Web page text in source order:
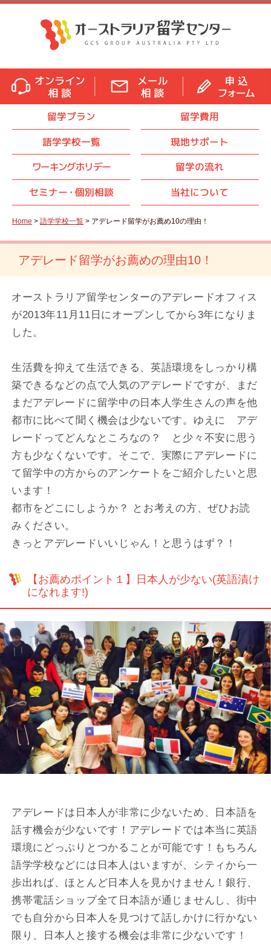
留学プラン
留学費用
語学学校一覧
現地サポート
ワーキングホリデー
留学の流れ
セミナー・ 個別相談 当社について
Home > 語学学校一覧 > アデレード留学がお薦め10の理由！
アデレード留学がお薦めの理由10！
オーストラリア留学センターのアデレードオフィス
が2013年11月11日にオープンしてから3年になりま
した。
生活費を抑えて生活できる、英語環境をしっかり構
築できるなどの点で人気のアデレードですが、まだ
まだアデレードに留学中の日本人学生さんの声を他
都市に比べて聞く機会は少ないです。ゆえに アデ
レードってどんなところなの？ と少々不安に思う
方も少なくないです。そこで、実際にアデレードに
て留学中の方からのアンケートをご紹介したいと思
います！
都市をどこにしようか？ とお考えの方、ぜひお読
みください。
きっとアデレードいいじゃん！と思うはず？！
【お薦めポイント１】日本人が少ない(英語漬け
になれます!)
アデレードは日本人が非常に少ないため、日本語を
話す機会が少ないです！アデレードでは本当に英語
環境にどっぷりとつかることが可能です！もちろん
語学学校などには日本人はいますが、シティから一
歩出れば、ほとんど日本人を見かけません！銀行、
携帯電話ショップ全て日本語が通じませんし、街中
でも自分から日本人を見つけて話しかけに行かない
限り、日本人と接する機会は非常に少ないです！